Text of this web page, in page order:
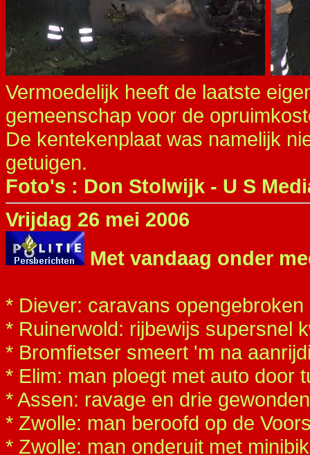
Vermoedelijk heeft de laatste
gemeenschap voor de
De kentekenplaat was namelijk
getuigen.
Foto's : Don Stolwijk - U S
Vrijdag 26 mei 2006
Met vandaag onder
* Diever: caravans opengebroken
* Ruinerwold: rijbewijs supersnel
* Bromfietser smeert 'm na
* Elim: man ploegt met auto door
* Assen: ravage en drie
* Zwolle: man beroofd op de
* Zwolle: man onderuit met